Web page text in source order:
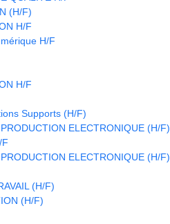
(H/F)
H/F
H/F
H/F
Supports (H/F)
ELECTRONIQUE (H/F)
ELECTRONIQUE (H/F)
(H/F)
(H/F)